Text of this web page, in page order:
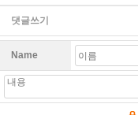
댓글쓰기
Name